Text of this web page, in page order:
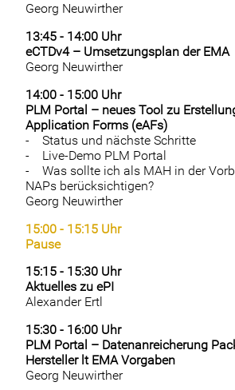
Georg Neuwirther
13:45 - 14:00 Uhr
eCTDv4 – Umsetzungsplan der EMA
Georg Neuwirther
14:00 - 15:00 Uhr
PLM Portal – neues Tool zu
Application Forms (eAFs)
- Status und nächste Schritte
- Live-Demo PLM Portal
- Was sollte ich als MAH in der
NAPs berücksichtigen?
Georg Neuwirther
15:00 - 15:15 Uhr
Pause
15:15 - 15:30 Uhr
Aktuelles zu ePI
Alexander Ertl
15:30 - 16:00 Uhr
PLM Portal – Datenanreicherung
Hersteller lt EMA Vorgaben
Georg Neuwirther